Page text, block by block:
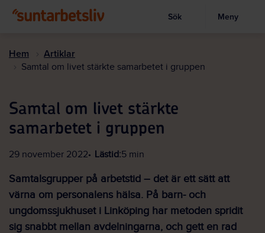
huvudinnehållet
Visa sökruta
Sök Meny
Hem Artiklar
Samtal om livet stärkte samarbetet i gruppen
Samtal om livet stärkte
samarbetet i gruppen
29 november 2022 Lästid:5 min
Samtalsgrupper på arbetstid – det är ett sätt att
värna om personalens hälsa. På barn- och
ungdomssjukhuset i Linköping har metoden spridit
sig snabbt mellan avdelningarna, och gett en rad